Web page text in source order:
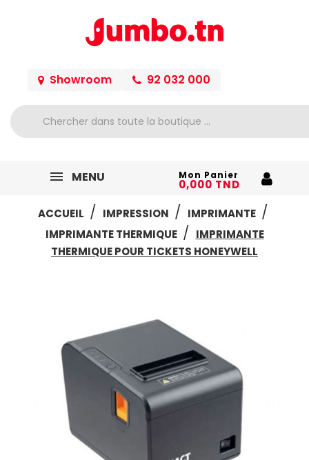
Showroom 92 032 000
MENU Mon Panier
0,000 TND
ACCUEIL
IMPRESSION
IMPRIMANTE
IMPRIMANTE THERMIQUE
IMPRIMANTE
THERMIQUE POUR TICKETS HONEYWELL